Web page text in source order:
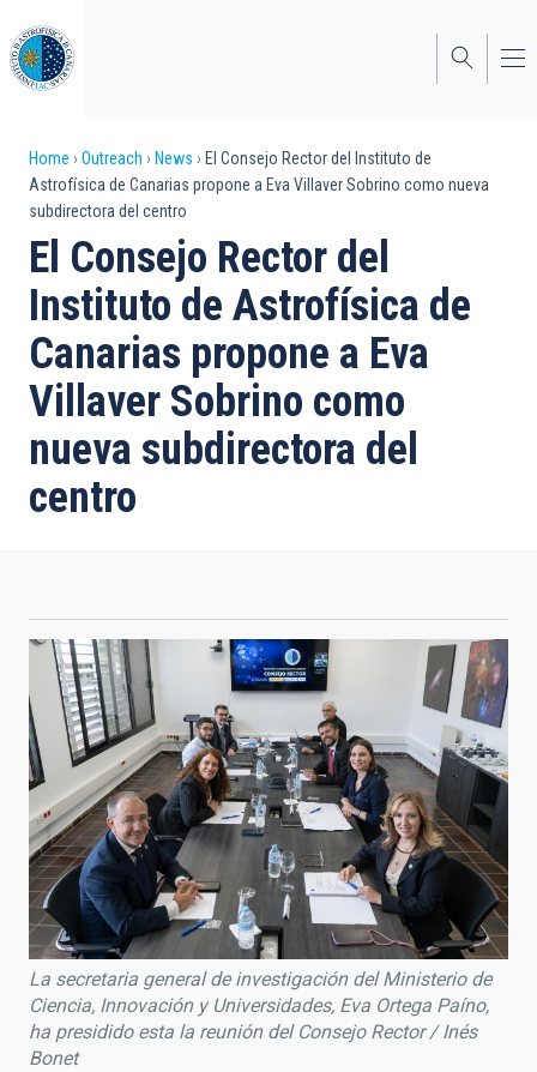
to
main
content
Breadcrumb
Home Outreach News
El Consejo Rector del Instituto de
Astrofísica de Canarias propone a Eva Villaver Sobrino como nueva
subdirectora del centro
El Consejo Rector del
Instituto de Astrofísica de
Canarias propone a Eva
Villaver Sobrino como
nueva subdirectora del
centro
La secretaria general de investigación del Ministerio de
Ciencia, Innovación y Universidades, Eva Ortega Paíno,
ha presidido esta la reunión del Consejo Rector / Inés
Bonet